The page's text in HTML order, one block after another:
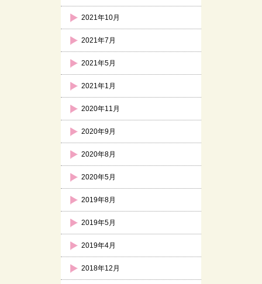
2021年10月
2021年7月
2021年5月
2021年1月
2020年11月
2020年9月
2020年8月
2020年5月
2019年8月
2019年5月
2019年4月
2018年12月